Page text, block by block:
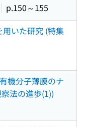
p.150～155
いた研究 (特集
機分子薄膜のナ
法の進歩(1))